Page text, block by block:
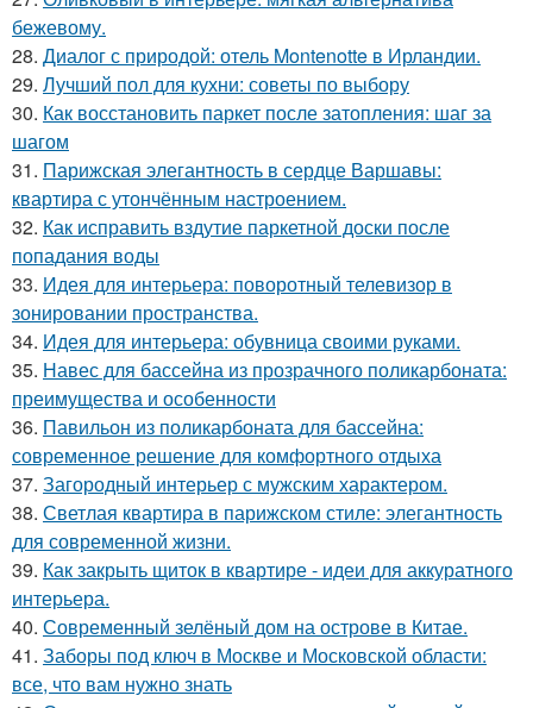
бежевому.
28. Диалог с природой: отель Montenotte в Ирландии.
29. Лучший пол для кухни: советы по выбору
30. Как восстановить паркет после затопления: шаг за
шагом
31. Парижская элегантность в сердце Варшавы:
квартира с утончённым настроением.
32. Как исправить вздутие паркетной доски после
попадания воды
33. Идея для интерьера: поворотный телевизор в
зонировании пространства.
34. Идея для интерьера: обувница своими руками.
35. Навес для бассейна из прозрачного поликарбоната:
преимущества и особенности
36. Павильон из поликарбоната для бассейна:
современное решение для комфортного отдыха
37. Загородный интерьер с мужским характером.
38. Светлая квартира в парижском стиле: элегантность
для современной жизни.
39. Как закрыть щиток в квартире - идеи для аккуратного
интерьера.
40. Современный зелёный дом на острове в Китае.
41. Заборы под ключ в Москве и Московской области:
все, что вам нужно знать